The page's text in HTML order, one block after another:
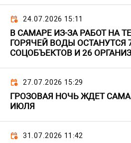
24.07.2026 15:11
В САМАРЕ ИЗ-ЗА РАБОТ НА
ГОРЯЧЕЙ ВОДЫ ОСТАНУТСЯ
СОЦОБЪЕКТОВ И 26
27.07.2026 15:29
ГРОЗОВАЯ НОЧЬ ЖДЕТ
ИЮЛЯ
31.07.2026 11:42